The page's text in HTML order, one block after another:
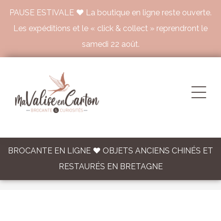
PAUSE ESTIVALE ♥ La boutique en ligne reste ouverte.
Les expéditions et le « click & collect » reprendront le
samedi 22 août.
BROCANTE EN LIGNE ♥ OBJETS ANCIENS CHINÉS ET
RESTAURÉS EN BRETAGNE